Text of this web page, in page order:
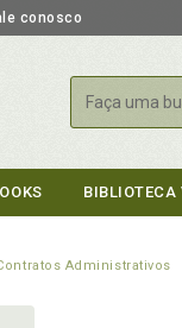
conosco
Buscar
BIBLIOTECA
Administrativos